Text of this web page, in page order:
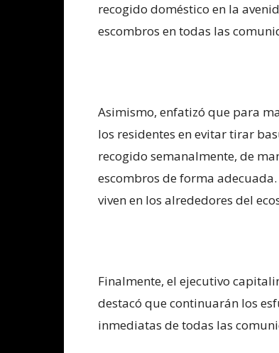
recogido doméstico en la
escombros en todas las
Asimismo, enfatizó que para
los residentes en evitar tirar
recogido semanalmente, de
escombros de forma
viven en los alrededores del
Finalmente, el ejecutivo
destacó que continuarán los
inmediatas de todas las